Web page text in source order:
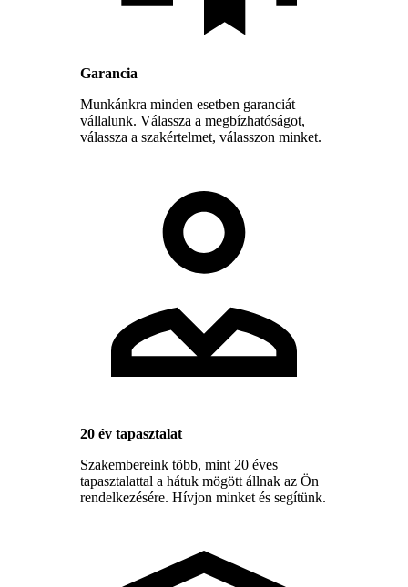
Garancia
Munkánkra minden esetben garanciát
vállalunk. Válassza a megbízhatóságot,
válassza a szakértelmet, válasszon minket.
20 év tapasztalat
Szakembereink több, mint 20 éves
tapasztalattal a hátuk mögött állnak az Ön
rendelkezésére. Hívjon minket és segítünk.